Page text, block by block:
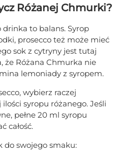
Różanej Chmurki?
to balans. Syrop
prosecco też może mieć
sok z cytryny jest tutaj
że Różana Chmurka nie
lemoniady z syropem.
wybierz raczej
syropu różanego. Jeśli
pełne 20 ml syropu
całość.
do swojego smaku: